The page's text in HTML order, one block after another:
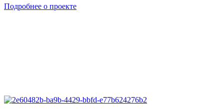
Подробнее о проекте